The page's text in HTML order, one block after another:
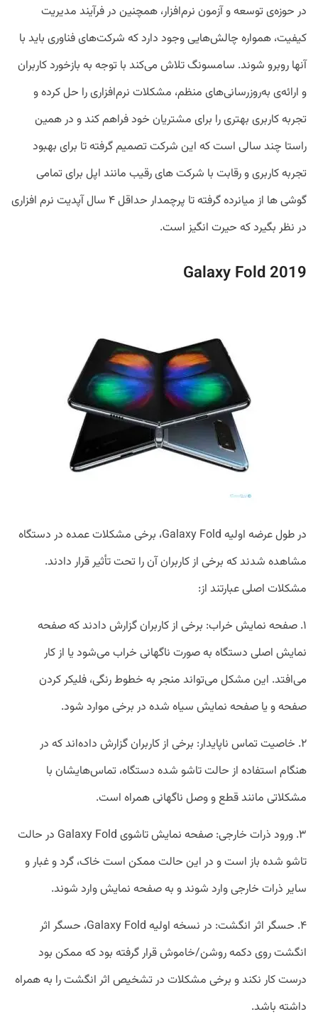
در حوزه‌ی توسعه و آزمون نرم‌افزار، همچنین در فرآیند مدیریت
کیفیت، همواره چالش‌هایی وجود دارد که شرکت‌های فناوری باید با
آنها روبرو شوند. سامسونگ تلاش می‌کند با توجه به بازخورد کاربران
و ارائه‌ی به‌روزرسانی‌های منظم، مشکلات نرم‌افزاری را حل کرده و
تجربه کاربری بهتری را برای مشتریان خود فراهم کند و در همین
راستا چند سالی است که این شرکت تصمیم گرفته تا برای بهبود
تجربه کاربری و رقابت با شرکت های رقیب مانند اپل برای تمامی
گوشی ها از میانرده گرفته تا پرچمدار حداقل ۴ سال آپدیت نرم افزاری
در نظر بگیرد که حیرت انگیز است.
Galaxy Fold 2019
در طول عرضه اولیه Galaxy Fold، برخی مشکلات عمده در دستگاه
مشاهده شدند که برخی از کاربران آن را تحت تأثیر قرار دادند.
مشکلات اصلی عبارتند از:
۱. صفحه نمایش خراب: برخی از کاربران گزارش دادند که صفحه
نمایش اصلی دستگاه به صورت ناگهانی خراب می‌شود یا از کار
می‌افتد. این مشکل می‌تواند منجر به خطوط رنگی، فلیکر کردن
صفحه و یا صفحه نمایش سیاه شده در برخی موارد شود.
۲. خاصیت تماس ناپایدار: برخی از کاربران گزارش داده‌اند که در
هنگام استفاده از حالت تاشو شده دستگاه، تماس‌هایشان با
مشکلاتی مانند قطع و وصل ناگهانی همراه است.
۳. ورود ذرات خارجی: صفحه نمایش تاشوی Galaxy Fold در حالت
تاشو شده باز است و در این حالت ممکن است خاک، گرد و غبار و
سایر ذرات خارجی وارد شوند و به صفحه نمایش وارد شوند.
۴. حسگر اثر انگشت: در نسخه اولیه Galaxy Fold، حسگر اثر
انگشت روی دکمه روشن/خاموش قرار گرفته بود که ممکن بود
درست کار نکند و برخی مشکلات در تشخیص اثر انگشت را به همراه
داشته باشد.